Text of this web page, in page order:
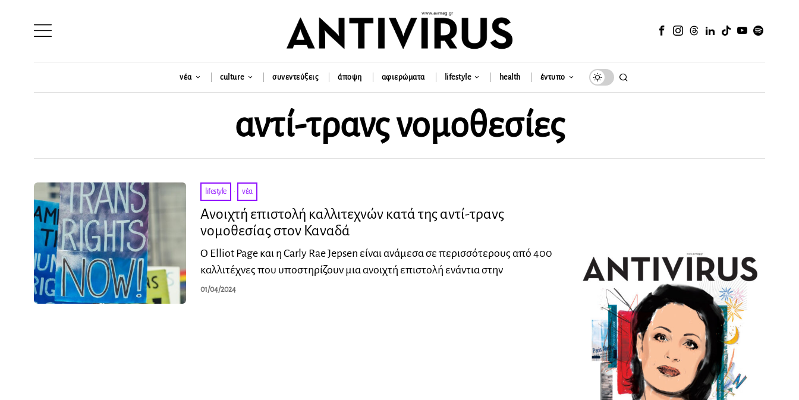
νέα culture συνεντεύξεις άποψη αφιερώματα lifestyle health έντυπο
αντί-τρανς νομοθεσίες
lifestyle · νέα
Ανοιχτή επιστολή καλλιτεχνών κατά της αντί-τρανς
νομοθεσίας στον Καναδά
Ο Elliot Page και η Carly Rae Jepsen είναι ανάμεσα σε περισσότερους από 400
καλλιτέχνες που υποστηρίζουν μια ανοιχτή επιστολή ενάντια στην
01/04/2024